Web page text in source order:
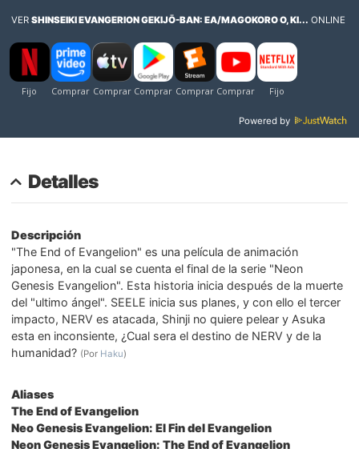
VERSHINSEIKI EVANGERION GEKIJŌ-BAN: EA/MAGOKORO O, KI... ONLINE
Powered by
Detalles
Descripción
"The End of Evangelion" es una película de animación
japonesa, en la cual se cuenta el final de la serie "Neon
Genesis Evangelion". Esta historia inicia después de la muerte
del "ultimo ángel". SEELE inicia sus planes, y con ello el tercer
impacto, NERV es atacada, Shinji no quiere pelear y Asuka
esta en inconsiente, ¿Cual sera el destino de NERV y de la
humanidad? (Por Haku)
Aliases
The End of Evangelion
Neo Genesis Evangelion: El Fin del Evangelion
Neon Genesis Evangelion: The End of Evangelion